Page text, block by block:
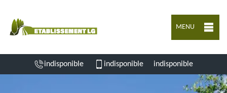
MENU
indisponible indisponible indisponible